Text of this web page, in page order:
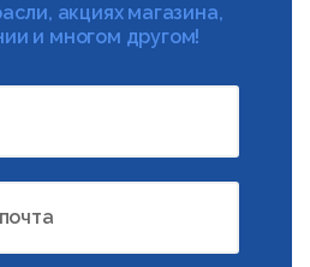
акциях магазина,
и многом другом!